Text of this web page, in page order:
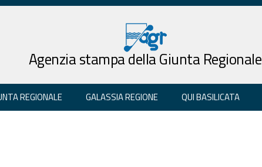
Agenzia stampa della Giunta Regionale
REGIONALE GALASSIA REGIONE QUI BASILICATA